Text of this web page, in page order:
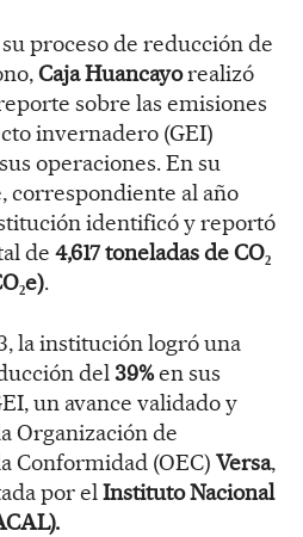
proceso de reducción de
Caja Huancayorealizó
sobre las emisiones
invernadero (GEI)
operaciones. En su
al año
identificó y reportó
de 4,617 toneladas de CO₂
.
la institución logró una
del 39%en sus
un avance validado y
Organización de
Conformidad (OEC) Versa,
por elInstitutoNacional
.